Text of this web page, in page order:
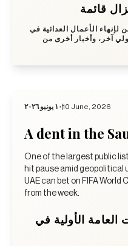
قائمة
الأعمال العدائية في
آخر، وأخبار أخرى من
١٠ يونيو ٢٠٢٦10 June, 2026
A dent in the
One of the largest public
hit pause amid
UAE can bet on FIFA
from the week.
الأولية في